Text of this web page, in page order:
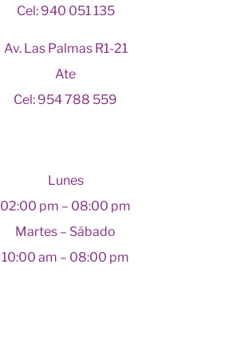
Cel: 940 051 135
Av. Las Palmas R1-21
Ate
Cel: 954 788 559
Lunes
02:00 pm – 08:00 pm
Martes – Sábado
10:00 am – 08:00 pm